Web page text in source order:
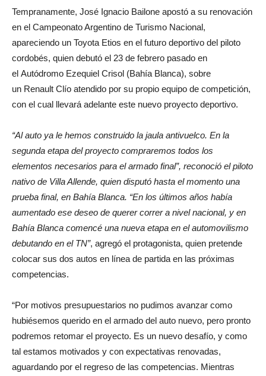
Tempranamente, José Ignacio Bailone apostó a su renovación
en el Campeonato Argentino de Turismo Nacional,
apareciendo un Toyota Etios en el futuro deportivo del piloto
cordobés, quien debutó el 23 de febrero pasado en
el Autódromo Ezequiel Crisol (Bahía Blanca), sobre
un Renault Clío atendido por su propio equipo de competición,
con el cual llevará adelante este nuevo proyecto deportivo.
“Al auto ya le hemos construido la jaula antivuelco. En la
segunda etapa del proyecto compraremos todos los
elementos necesarios para el armado final”, reconoció el piloto
nativo de Villa Allende, quien disputó hasta el momento una
prueba final, en Bahía Blanca. “En los últimos años había
aumentado ese deseo de querer correr a nivel nacional, y en
Bahía Blanca comencé una nueva etapa en el automovilismo
debutando en el TN”, agregó el protagonista, quien pretende
colocar sus dos autos en línea de partida en las próximas
competencias.
“Por motivos presupuestarios no pudimos avanzar como
hubiésemos querido en el armado del auto nuevo, pero pronto
podremos retomar el proyecto. Es un nuevo desafío, y como
tal estamos motivados y con expectativas renovadas,
aguardando por el regreso de las competencias. Mientras